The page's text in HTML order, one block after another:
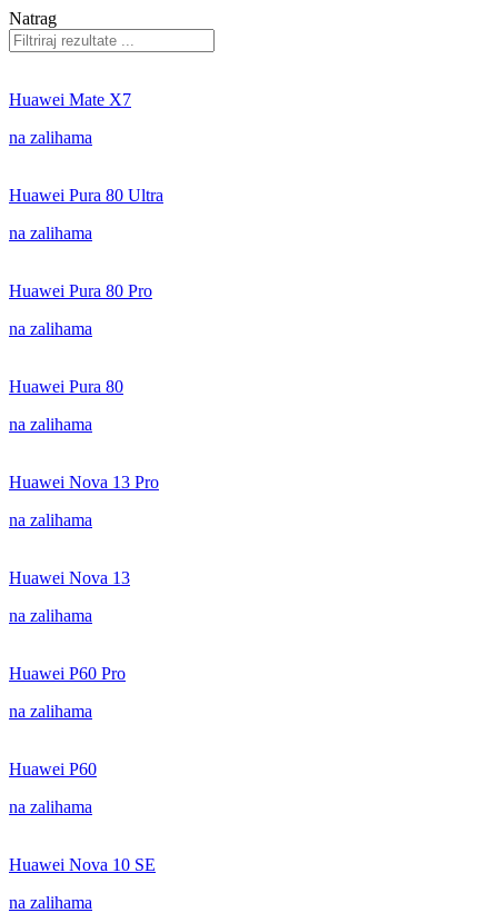
Natrag
Huawei Mate X7
na zalihama
Huawei Pura 80 Ultra
na zalihama
Huawei Pura 80 Pro
na zalihama
Huawei Pura 80
na zalihama
Huawei Nova 13 Pro
na zalihama
Huawei Nova 13
na zalihama
Huawei P60 Pro
na zalihama
Huawei P60
na zalihama
Huawei Nova 10 SE
na zalihama